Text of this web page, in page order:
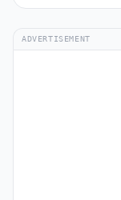
ADVERTISEMENT